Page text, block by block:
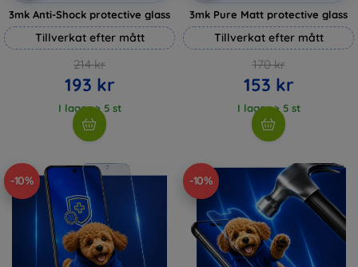
3mk Anti-Shock protective glass
Tillverkat efter mått
214 kr
193 kr
I lager > 5 st
3mk Pure Matt protective glass
Tillverkat efter mått
170 kr
153 kr
I lager > 5 st
-10% -10%